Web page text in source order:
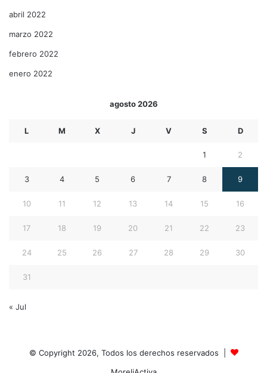
abril 2022
marzo 2022
febrero 2022
enero 2022
agosto 2026
L M X J V S D
1 2
3 4 5 6 7 8 9
10 11 12 13 14 15 16
17 18 19 20 21 22 23
24 25 26 27 28 29 30
31
« Jul
© Copyright 2026, Todos los derechos reservados |